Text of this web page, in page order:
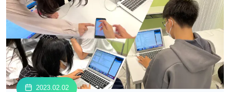
2023.02.02